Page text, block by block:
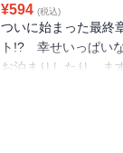
¥594 (税込)
ついに始まった最終
ト!? 幸せいっぱい
お泊まりしたり、ま
い☆でも、玲苑の父